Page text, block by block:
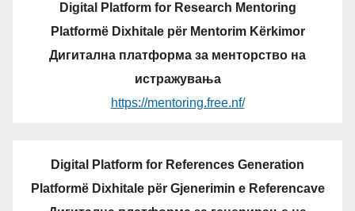
Digital Platform for Research Mentoring
Platformë Dixhitale për Mentorim Kërkimor
Дигитална платформа за менторство на
истражувања
https://mentoring.free.nf/
Digital Platform for References Generation
Platformë Dixhitale për Gjenerimin e Referencave